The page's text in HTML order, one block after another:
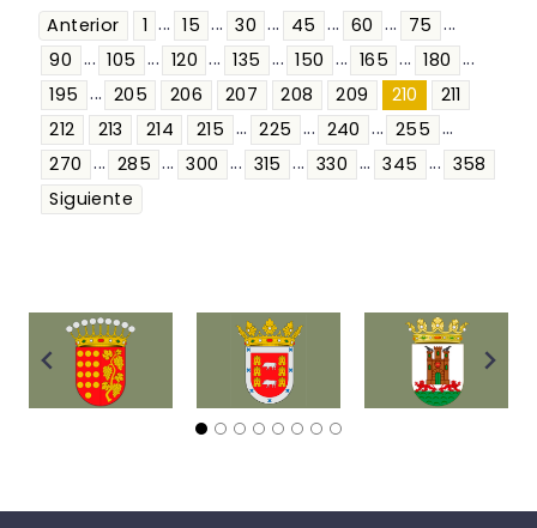
Anterior 1 ... 15 ... 30 ... 45 ... 60 ... 75 ...
90 ... 105 ... 120 ... 135 ... 150 ... 165 ... 180 ...
195 ... 205 206 207 208 209 210
211
212
213 214 215 ... 225 ... 240 ... 255 ...
270 ... 285 ... 300 ... 315 ... 330 ... 345 ... 358
Siguiente